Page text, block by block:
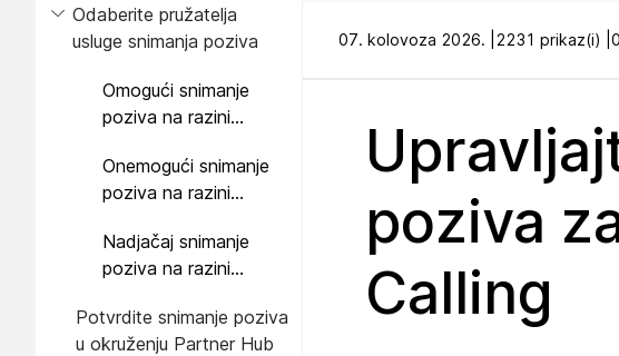
Odaberite pružatelja
usluge snimanja poziva
Omogući snimanje
poziva na razini
Onemogući snimanje
poziva na razini
Nadjačaj snimanje
poziva na razini
Potvrdite snimanje poziva
u okruženju Partner Hub
07. kolovoza 2026. | 2231 prikaz(i) |
poziva
Calling